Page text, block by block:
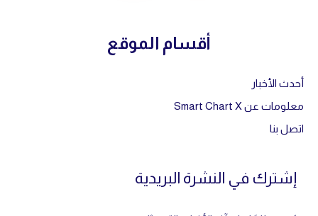
أقسام الموقع
أحدث الأخبار
معلومات عن Smart Chart X
اتصل بنا
إشترك في النشرة البريدية